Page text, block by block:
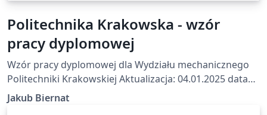
Politechnika Krakowska - wzór
pracy dyplomowej
Wzór pracy dyplomowej dla Wydziału mechanicznego
Politechniki Krakowskiej Aktualizacja: 04.01.2025 data
wykonania: 23.07.2025 Na podstawie wzoru z
https://mech.pk.edu.pl/studenci/praca-dyplomowa/
Jakub Biernat